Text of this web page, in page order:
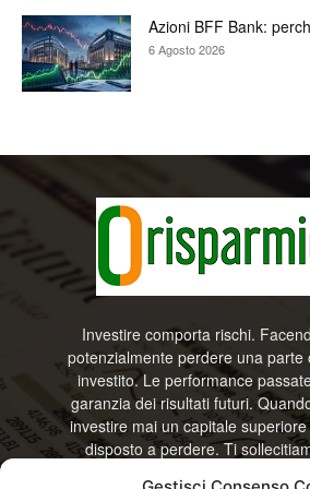
Azioni BFF Bank:
6 Agosto 2026
Investire comporta rischi.
potenzialmente perdere una parte
investito. Le performance
garanzia dei risultati futuri.
investire mai un capitale
disposto a perdere. Ti